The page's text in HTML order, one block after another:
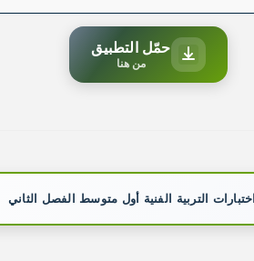
حمّل التطبيق
من هنا
التربية الفنية أول متوسط الفصل الثاني